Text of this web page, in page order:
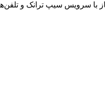
با سرویس سیپ ترانک و